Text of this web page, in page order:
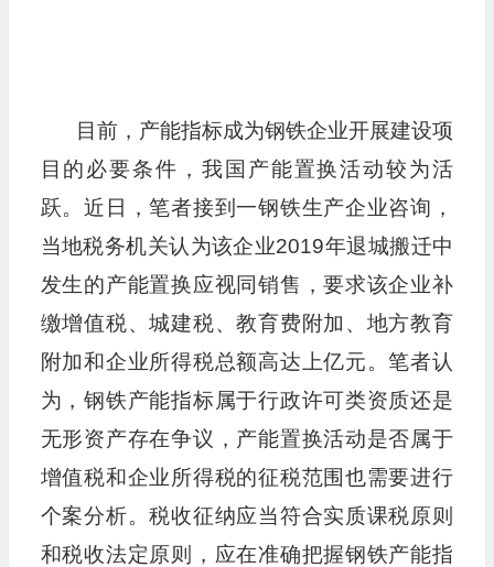
目前，产能指标成为钢铁企业开展建设项
目的必要条件，我国产能置换活动较为活
跃。近日，笔者接到一钢铁生产企业咨询，
当地税务机关认为该企业2019年退城搬迁中
发生的产能置换应视同销售，要求该企业补
缴增值税、城建税、教育费附加、地方教育
附加和企业所得税总额高达上亿元。笔者认
为，钢铁产能指标属于行政许可类资质还是
无形资产存在争议，产能置换活动是否属于
增值税和企业所得税的征税范围也需要进行
个案分析。税收征纳应当符合实质课税原则
和税收法定原则，应在准确把握钢铁产能指